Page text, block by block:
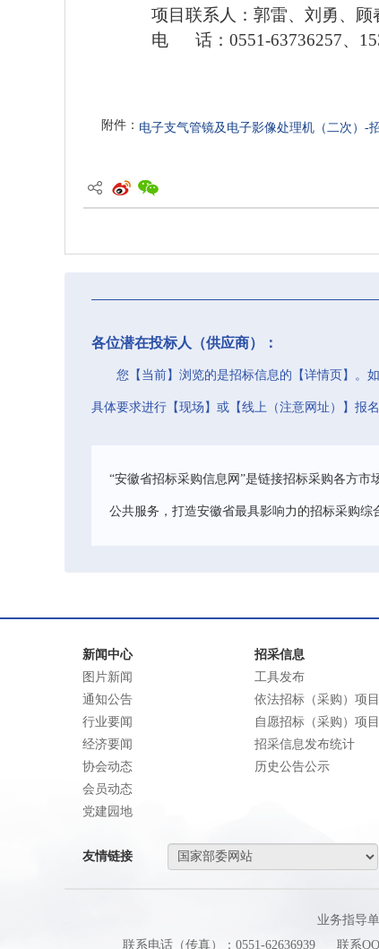
项目联系人： 郭雷、 刘勇、顾
电
话： 0551-63736257、
附件： 电子支气管镜及电子影像处理机（二次）-
各位潜在投标人（供应商）：
您【当前】浏览的是招标信息的【详情页】。
具体要求进行【现场】或【线上（注意网址）】报名
“安徽省招标采购信息网”是链接招标采购各方
公共服务，打造安徽省最具影响力的招标采购综
新闻中心
图片新闻
通知公告
行业要闻
经济要闻
协会动态
会员动态
党建园地
招采信息
工具发布
依法招标（采购）项目
自愿招标（采购）项目
招采信息发布统计
历史公告公示
友情链接
业务指导
联系电话（传真）：0551-62636939
联系